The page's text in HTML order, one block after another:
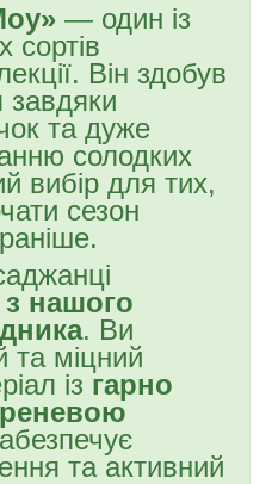
— один із
сортів
Він здобув
завдяки
та дуже
солодких
вибір для тих,
сезон
нашого
. Ви
та міцний
із гарно
та активний